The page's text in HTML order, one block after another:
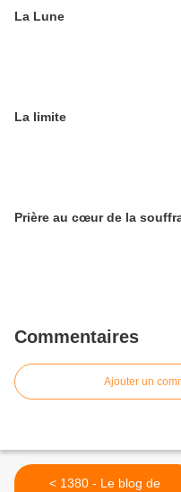
La Lune
La limite
Prière au cœur de la
Commentaires
Ajouter un
< 1380 - Le blog de